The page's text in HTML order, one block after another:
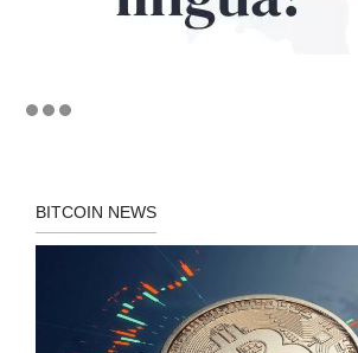
BITCOIN NEWS